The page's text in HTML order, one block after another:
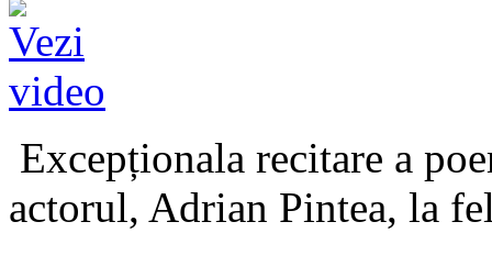
Excepționala recitare a
actorul, Adrian Pintea, la